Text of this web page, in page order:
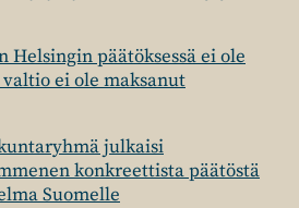
Helsingin päätöksessä ei ole
ei ole maksanut
julkaisi
konkreettista päätöstä
Suomelle